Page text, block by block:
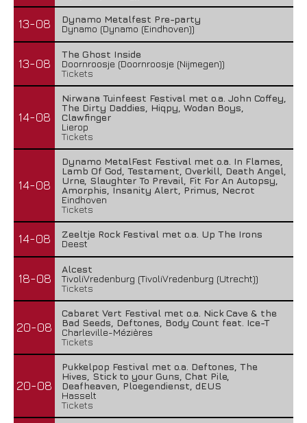
13-08
Dynamo Metalfest Pre-party
Dynamo (Dynamo (Eindhoven))
13-08
The Ghost Inside
Doornroosje (Doornroosje (Nijmegen))
Tickets
14-08
Nirwana Tuinfeest Festival met o.a. John Coffey,
The Dirty Daddies, Hiqpy, Wodan Boys,
Clawfinger
Lierop
Tickets
14-08
Dynamo MetalFest Festival met o.a. In Flames,
Lamb Of God, Testament, Overkill, Death Angel,
Urne, Slaughter To Prevail, Fit For An Autopsy,
Amorphis, Insanity Alert, Primus, Necrot
Eindhoven
Tickets
14-08
Zeeltje Rock Festival met o.a. Up The Irons
Deest
18-08
Alcest
TivoliVredenburg (TivoliVredenburg (Utrecht))
Tickets
20-08
Cabaret Vert Festival met o.a. Nick Cave & the
Bad Seeds, Deftones, Body Count feat. Ice-T
Charleville-Mézières
Tickets
20-08
Pukkelpop Festival met o.a. Deftones, The
Hives, Stick to your Guns, Chat Pile,
Deafheaven, Ploegendienst, dEUS
Hasselt
Tickets